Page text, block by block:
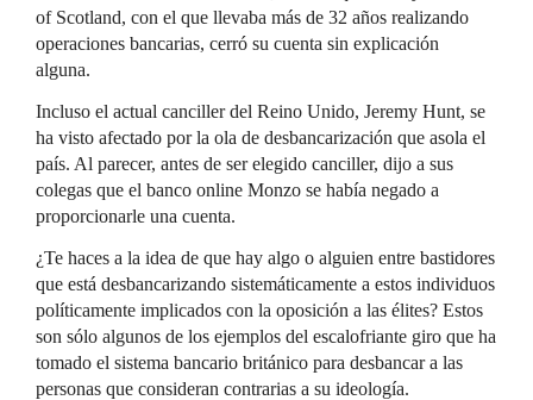
of Scotland, con el que llevaba más de 32 años realizando
operaciones bancarias, cerró su cuenta sin explicación
alguna.
Incluso el actual canciller del Reino Unido, Jeremy Hunt, se
ha visto afectado por la ola de desbancarización que asola el
país. Al parecer, antes de ser elegido canciller, dijo a sus
colegas que el banco online Monzo se había negado a
proporcionarle una cuenta.
¿Te haces a la idea de que hay algo o alguien entre bastidores
que está desbancarizando sistemáticamente a estos individuos
políticamente implicados con la oposición a las élites? Estos
son sólo algunos de los ejemplos del escalofriante giro que ha
tomado el sistema bancario británico para desbancar a las
personas que consideran contrarias a su ideología.